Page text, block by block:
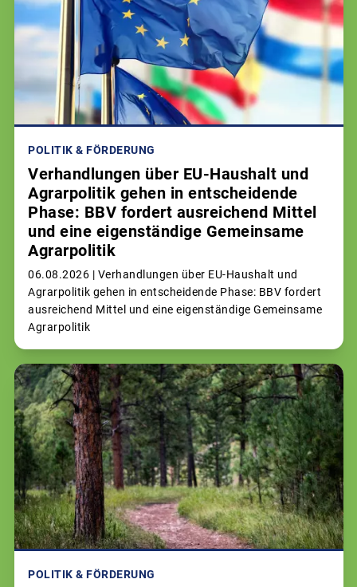
POLITIK & FÖRDERUNG
Verhandlungen über EU-Haushalt und
Agrarpolitik gehen in entscheidende
Phase: BBV fordert ausreichend Mittel
und eine eigenständige Gemeinsame
Agrarpolitik
06.08.2026 | Verhandlungen über EU-Haushalt und
Agrarpolitik gehen in entscheidende Phase: BBV fordert
ausreichend Mittel und eine eigenständige Gemeinsame
Agrarpolitik
POLITIK & FÖRDERUNG